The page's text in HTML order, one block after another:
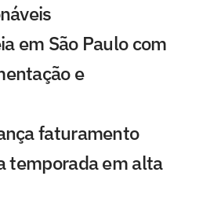
em São Paulo com
e
faturamento
temporada em alta